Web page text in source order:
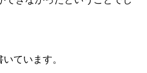
ています。